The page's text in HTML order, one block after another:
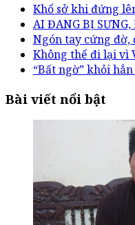
Khổ sở khi đứng
AI ĐANG BỊ SƯNG,
Ngón tay cứng đờ,
Không thể đi lại vì
“Bất ngờ” khỏi
Bài viết nổi bật